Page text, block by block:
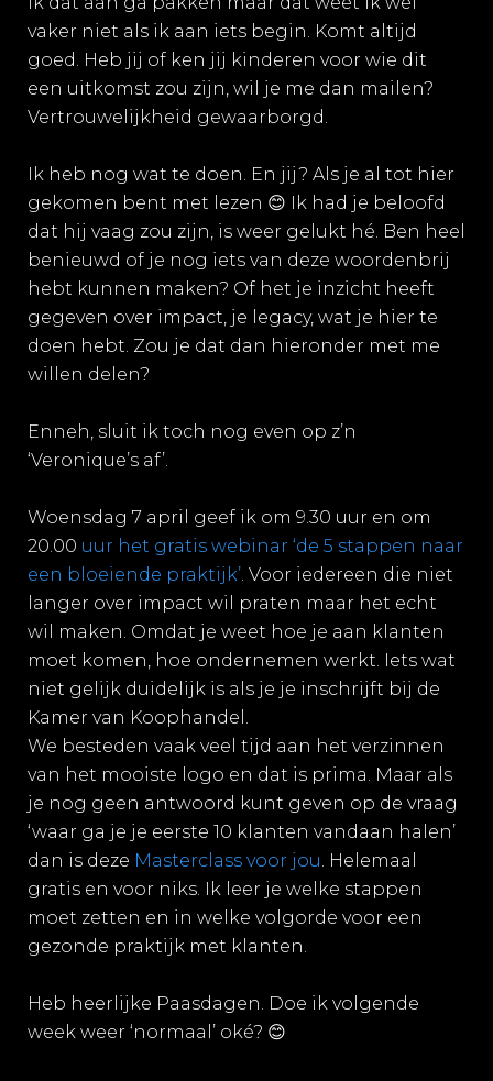
vaker niet als ik aan iets begin. Komt altijd
goed. Heb jij of ken jij kinderen voor wie dit
een uitkomst zou zijn, wil je me dan mailen?
Vertrouwelijkheid gewaarborgd.
Ik heb nog wat te doen. En jij? Als je al tot hier
gekomen bent met lezen 😊 Ik had je beloofd
dat hij vaag zou zijn, is weer gelukt hé. Ben heel
benieuwd of je nog iets van deze woordenbrij
hebt kunnen maken? Of het je inzicht heeft
gegeven over impact, je legacy, wat je hier te
doen hebt. Zou je dat dan hieronder met me
willen delen?
Enneh, sluit ik toch nog even op z’n
‘Veronique’s af’.
Woensdag 7 april geef ik om 9.30 uur en om
20.00 uur het gratis webinar ‘de 5 stappen naar
een bloeiende praktijk’. Voor iedereen die niet
langer over impact wil praten maar het echt
wil maken. Omdat je weet hoe je aan klanten
moet komen, hoe ondernemen werkt. Iets wat
niet gelijk duidelijk is als je je inschrijft bij de
Kamer van Koophandel.
We besteden vaak veel tijd aan het verzinnen
van het mooiste logo en dat is prima. Maar als
je nog geen antwoord kunt geven op de vraag
‘waar ga je je eerste 10 klanten vandaan halen’
dan is deze Masterclass voor jou. Helemaal
gratis en voor niks. Ik leer je welke stappen
moet zetten en in welke volgorde voor een
gezonde praktijk met klanten.
Heb heerlijke Paasdagen. Doe ik volgende
week weer ‘normaal’ oké? 😊